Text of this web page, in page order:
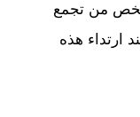
من تجمع
ارتداء هذه